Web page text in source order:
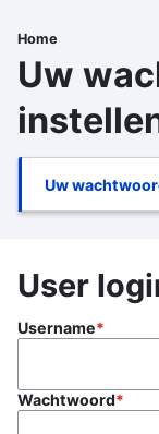
en
naar
de
inhoud
gaan
Home
Uw
Primaire
Uw
User
Username
Wachtwoord